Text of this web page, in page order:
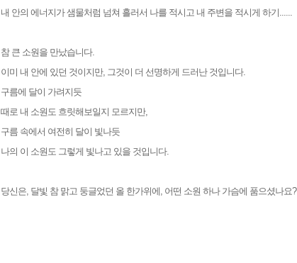
내 안의 에너지가 샘물처럼 넘쳐 흘러서 나를 적시고 내 주변을 적시게 하기......
참 큰 소원을 만났습니다.
이미 내 안에 있던 것이지만, 그것이 더 선명하게 드러난 것입니다.
구름에 달이 가려지듯
때로 내 소원도 흐릿해보일지 모르지만,
구름 속에서 여전히 달이 빛나듯
나의 이 소원도 그렇게 빛나고 있을 것입니다.
당신은, 달빛 참 맑고 둥글었던 올 한가위에, 어떤 소원 하나 가슴에 품으셨나요?